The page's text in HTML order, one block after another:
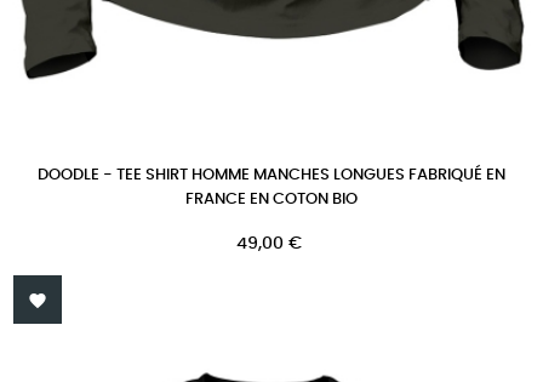
DOODLE - TEE SHIRT HOMME MANCHES LONGUES FABRIQUÉ EN
FRANCE EN COTON BIO
Prix
49,00 €
